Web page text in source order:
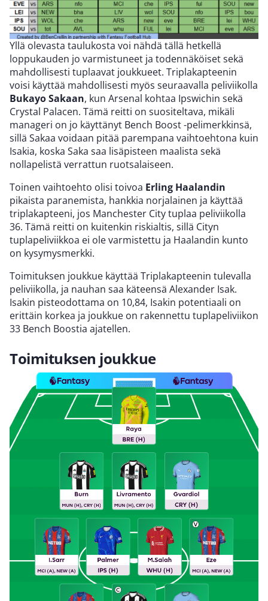
Yllä olevasta taulukosta voi nähdä tällä hetkellä
loppukauden jo varmistuneet ja todennäköiset sekä
mahdollisesti tuplaavat joukkueet. Triplakapteenin
voisi käyttää mahdollisesti myös seuraavalla peliviikolla
Bukayo Sakaan, kun Arsenal kohtaa Ipswichin sekä
Crystal Palacen. Tämä reitti on suositeltava, mikäli
manageri on jo käyttänyt Bench Boost -pelimerkkinsä,
sillä Sakaa voidaan pitää parempana vaihtoehtona kuin
Isakia, koska Saka saa lisäpisteen maalista sekä
nollapelistä verrattun ruotsalaiseen.
Toinen vaihtoehto olisi toivoa Erling Haalandin
pikaista paranemista, hankkia norjalainen ja käyttää
triplakapteeni, jos Manchester City tuplaa peliviikolla
36. Tämä reitti on kuitenkin riskialtis, sillä Cityn
tuplapeliviikkoa ei ole varmistettu ja Haalandin kunto
on kysymysmerkki.
Toimituksen joukkue käyttää Triplakapteenin tulevalla
peliviikolla, ja nauhan saa käteensä Alexander Isak.
Isakin pisteodottama on 10,84, Isakin potentiaali on
erittäin korkea ja joukkue on rakennettu tuplapeliviikon
33 Bench Boostia ajatellen.
Toimituksen joukkue